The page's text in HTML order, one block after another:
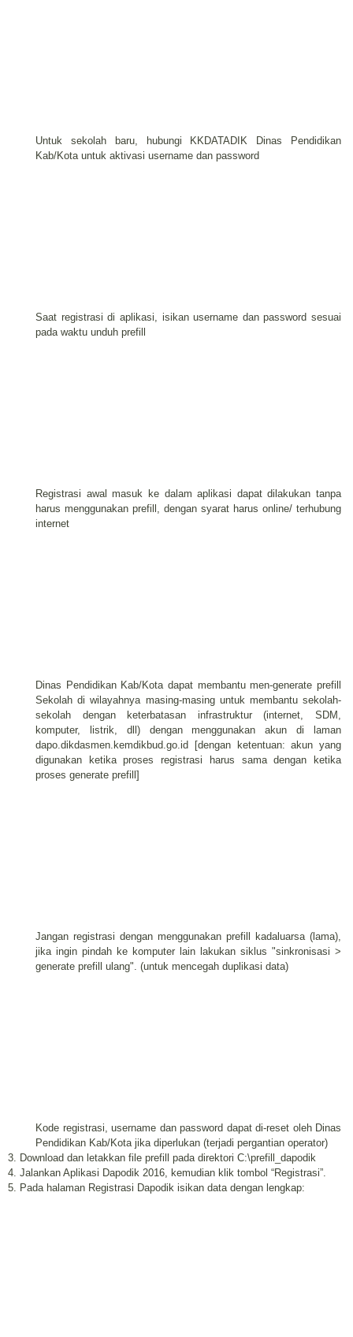
Untuk sekolah baru, hubungi KKDATADIK Dinas Pendidikan
Kab/Kota untuk aktivasi username dan password
Saat registrasi di aplikasi, isikan username dan password sesuai
pada waktu unduh prefill
Registrasi awal masuk ke dalam aplikasi dapat dilakukan tanpa
harus menggunakan prefill, dengan syarat harus online/ terhubung
internet
Dinas Pendidikan Kab/Kota dapat membantu men-generate prefill
Sekolah di wilayahnya masing-masing untuk membantu sekolah-
sekolah dengan keterbatasan infrastruktur (internet, SDM,
komputer, listrik, dll) dengan menggunakan akun di laman
dapo.dikdasmen.kemdikbud.go.id [dengan ketentuan: akun yang
digunakan ketika proses registrasi harus sama dengan ketika
proses generate prefill]
Jangan registrasi dengan menggunakan prefill kadaluarsa (lama),
jika ingin pindah ke komputer lain lakukan siklus "sinkronisasi >
generate prefill ulang". (untuk mencegah duplikasi data)
Kode registrasi, username dan password dapat di-reset oleh Dinas
Pendidikan Kab/Kota jika diperlukan (terjadi pergantian operator)
3. Download dan letakkan file prefill pada direktori C:\prefill_dapodik
4. Jalankan Aplikasi Dapodik 2016, kemudian klik tombol “Registrasi”.
5. Pada halaman Registrasi Dapodik isikan data dengan lengkap: